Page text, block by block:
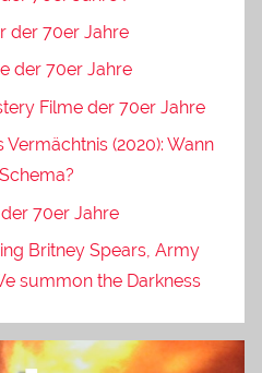
der 70er Jahre
der 70er Jahre
Filme der 70er Jahre
Vermächtnis (2020): Wann
70er Jahre
Britney Spears, Army
summon the Darkness